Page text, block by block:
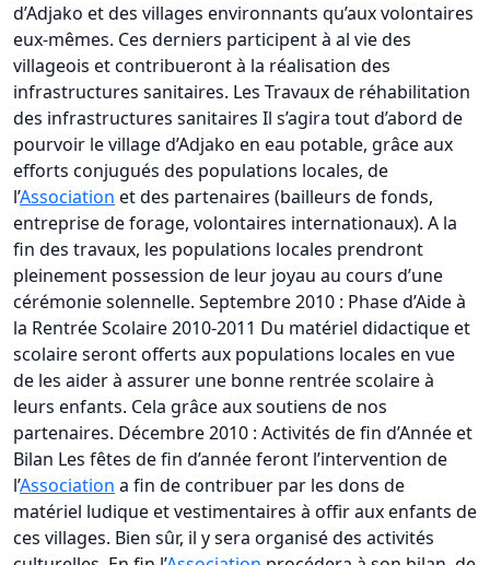
d’Adjako et des villages environnants qu’aux volontaires
eux-mêmes. Ces derniers participent à al vie des
villageois et contribueront à la réalisation des
infrastructures sanitaires. Les Travaux de réhabilitation
des infrastructures sanitaires Il s’agira tout d’abord de
pourvoir le village d’Adjako en eau potable, grâce aux
efforts conjugués des populations locales, de
l’Association et des partenaires (bailleurs de fonds,
entreprise de forage, volontaires internationaux). A la
fin des travaux, les populations locales prendront
pleinement possession de leur joyau au cours d’une
cérémonie solennelle. Septembre 2010 : Phase d’Aide à
la Rentrée Scolaire 2010-2011 Du matériel didactique et
scolaire seront offerts aux populations locales en vue
de les aider à assurer une bonne rentrée scolaire à
leurs enfants. Cela grâce aux soutiens de nos
partenaires. Décembre 2010 : Activités de fin d’Année et
Bilan Les fêtes de fin d’année feront l’intervention de
l’Association a fin de contribuer par les dons de
matériel ludique et vestimentaires à offir aux enfants de
ces villages. Bien sûr, il y sera organisé des activités